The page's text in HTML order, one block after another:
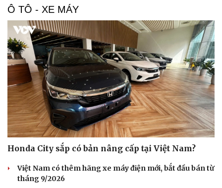
Ô TÔ - XE MÁY
Honda City sắp có bản nâng cấp tại Việt Nam?
Việt Nam có thêm hãng xe máy điện mới, bắt đầu bán từ
tháng 9/2026